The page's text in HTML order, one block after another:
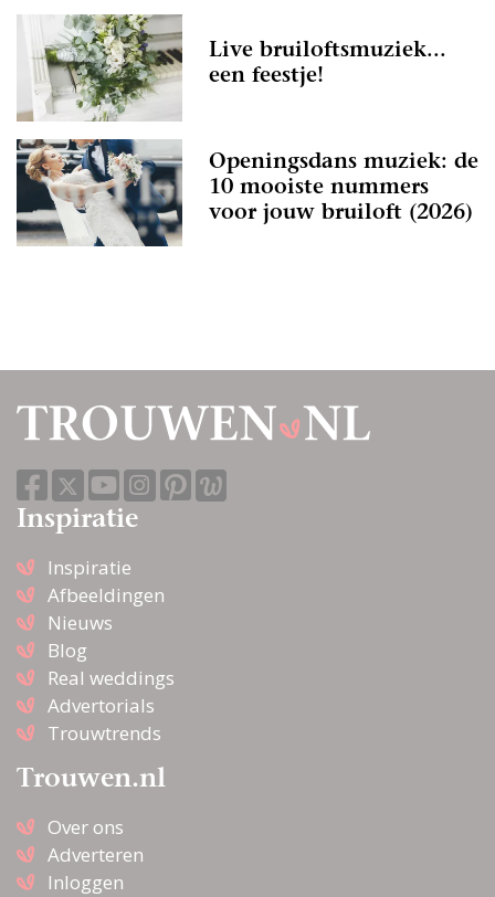
Live bruiloftsmuziek...
een feestje!
Openingsdans muziek: de
10 mooiste nummers
voor jouw bruiloft (2026)
Inspiratie
Inspiratie
Afbeeldingen
Nieuws
Blog
Real weddings
Advertorials
Trouwtrends
Trouwen.nl
Over ons
Adverteren
Inloggen